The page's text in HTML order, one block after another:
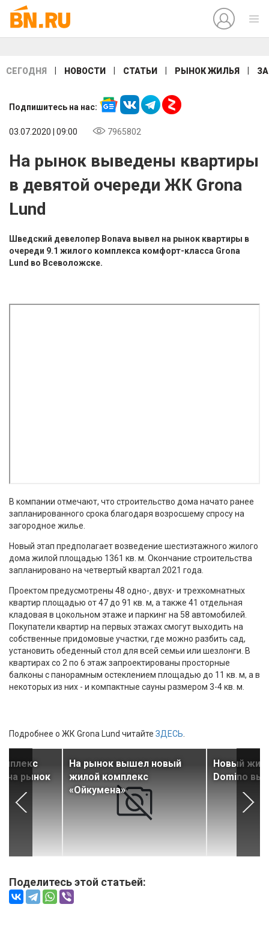
СЕГОДНЯ НОВОСТИ СТАТЬИ РЫНОК ЖИЛЬЯ
Подпишитесь на нас:
03.07.2020 | 09:00 7965802
На рынок выведены квартиры
в девятой очереди ЖК Grona
Lund
Шведский девелопер Bonava вывел на рынок квартиры в
очереди 9.1 жилого комплекса комфорт-класса Grona
Lund во Всеволожске.
В компании отмечают, что строительство дома начато ранее
запланированного срока благодаря возросшему спросу на
загородное жилье.
Новый этап предполагает возведение шестиэтажного жилого
дома жилой площадью 1361 кв. м. Окончание строительства
запланировано на четвертый квартал 2021 года.
Проектом предусмотрены 48 одно-, двух- и трехкомнатных
квартир площадью от 47 до 91 кв. м, а также 41 отдельная
кладовая в цокольном этаже и паркинг на 58 автомобилей.
Покупатели квартир на первых этажах смогут выходить на
собственные придомовые участки, где можно разбить сад,
установить обеденный стол для всей семьи или шезлонги. В
квартирах со 2 по 6 этаж запроектированы просторные
балконы с панорамным остеклением площадью до 11 кв. м, а в
некоторых из них - и компактные сауны размером 3-4 кв. м.
Подробнее о ЖК Grona Lund читайте ЗДЕСЬ
на рынок
На рынок вышел новый
жилой комплекс
«Ойкумена»
Новый
Domino
Поделитесь этой статьей: